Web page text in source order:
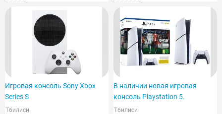
Игровая консоль Sony Xbox
Series S
Тбилиси
В наличии новая игровая
консоль Playstation 5.
Тбилиси